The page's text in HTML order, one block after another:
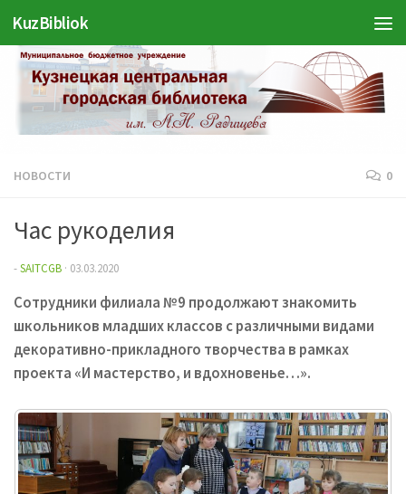
Перейти к содержимому
KuzBibliok
НОВОСТИ 0
Час рукоделия
-SAITCGB · 03.03.2020
Сотрудники филиала №9 продолжают знакомить
школьников младших классов с различными видами
декоративно-прикладного творчества в рамках
проекта «И мастерство, и вдохновенье…».